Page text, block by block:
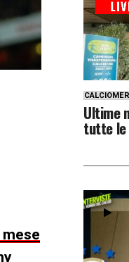
Ultime
tutte le